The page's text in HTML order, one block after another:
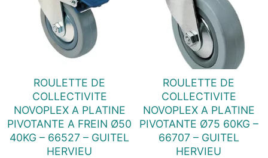
ROULETTE DE
COLLECTIVITE
NOVOPLEX A PLATINE
PIVOTANTE A FREIN Ø50
40KG – 66527 – GUITEL
HERVIEU
ROULETTE DE
COLLECTIVITE
NOVOPLEX A PLATINE
PIVOTANTE Ø75 60KG –
66707 – GUITEL
HERVIEU